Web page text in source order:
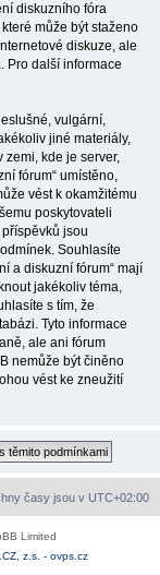
diskuzního fóra
které může být staženo
diskuze, ale
Pro další informace
vulgární,
jiné materiály,
zemi, kde je server,
fórum“ umístěno,
vést k okamžitému
poskytovateli
jsou
Souhlasíte
a diskuzní fórum“ mají
jakékoliv téma,
s tím, že
Tyto informace
ale ani fórum
nemůže být činěno
vést ke zneužití
časy jsou v UTC+02:00
Limited
z.s. - ovps.cz